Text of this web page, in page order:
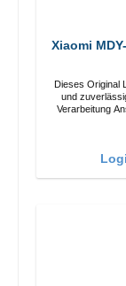
Xiaomi
Dieses Original
und zuverlässig
Verarbeitung Anschlüsse: USB-A Output: 33W Farbe: Weiss Kabel